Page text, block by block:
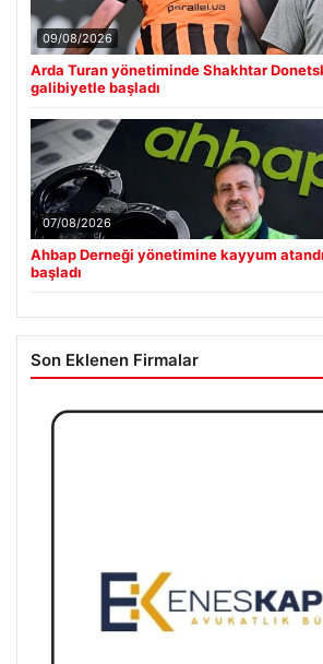
09/08/2026
Arda Turan yönetiminde Shakhtar
galibiyetle başladı
07/08/2026
Ahbap Derneği yönetimine kayyum
başladı
Son Eklenen Firmalar